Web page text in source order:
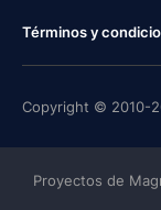
Términos y
Copyright © 2010-
Proyectos de